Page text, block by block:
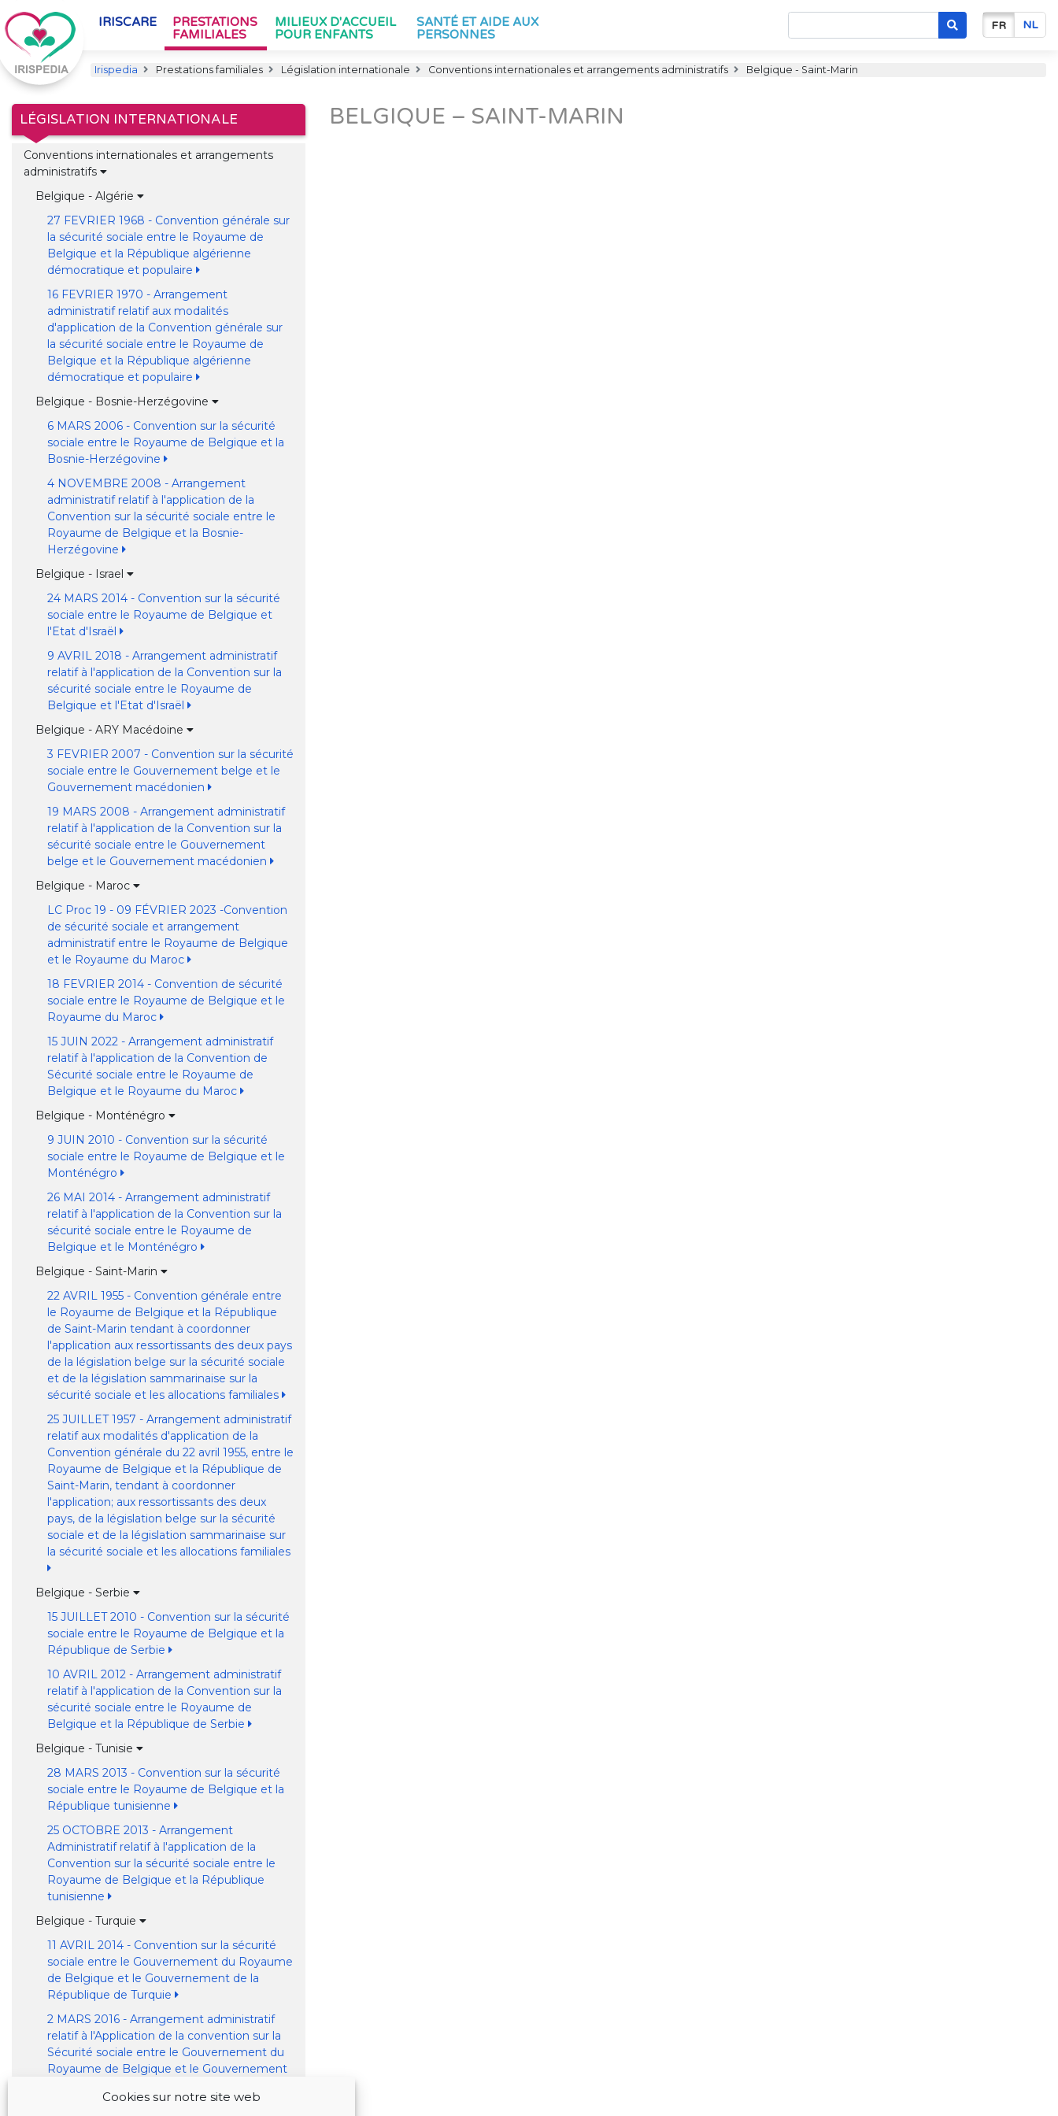
Cookies sur notre site web
IRISCARE
PRESTATIONS
FAMILIALES
MILIEUX D'ACCUEIL
POUR ENFANTS
SANTÉ ET AIDE AUX
PERSONNES
FR NL
Irispedia Prestations familiales Législation internationale Conventions internationales et arrangements administratifs Belgique - Saint-Marin
LÉGISLATION INTERNATIONALE
Conventions internationales et arrangements
administratifs
Belgique - Algérie
27 FEVRIER 1968 - Convention générale sur
la sécurité sociale entre le Royaume de
Belgique et la République algérienne
démocratique et populaire
16 FEVRIER 1970 - Arrangement
administratif relatif aux modalités
d'application de la Convention générale sur
la sécurité sociale entre le Royaume de
Belgique et la République algérienne
démocratique et populaire
Belgique - Bosnie-Herzégovine
6 MARS 2006 - Convention sur la sécurité
sociale entre le Royaume de Belgique et la
Bosnie-Herzégovine
4 NOVEMBRE 2008 - Arrangement
administratif relatif à l'application de la
Convention sur la sécurité sociale entre le
Royaume de Belgique et la Bosnie-
Herzégovine
Belgique - Israel
24 MARS 2014 - Convention sur la sécurité
sociale entre le Royaume de Belgique et
l'Etat d'Israël
9 AVRIL 2018 - Arrangement administratif
relatif à l'application de la Convention sur la
sécurité sociale entre le Royaume de
Belgique et l'Etat d'Israël
Belgique - ARY Macédoine
3 FEVRIER 2007 - Convention sur la sécurité
sociale entre le Gouvernement belge et le
Gouvernement macédonien
19 MARS 2008 - Arrangement administratif
relatif à l'application de la Convention sur la
sécurité sociale entre le Gouvernement
belge et le Gouvernement macédonien
Belgique - Maroc
LC Proc 19 - 09 FÉVRIER 2023 -Convention
de sécurité sociale et arrangement
administratif entre le Royaume de Belgique
et le Royaume du Maroc
18 FEVRIER 2014 - Convention de sécurité
sociale entre le Royaume de Belgique et le
Royaume du Maroc
15 JUIN 2022 - Arrangement administratif
relatif à l'application de la Convention de
Sécurité sociale entre le Royaume de
Belgique et le Royaume du Maroc
Belgique - Monténégro
9 JUIN 2010 - Convention sur la sécurité
sociale entre le Royaume de Belgique et le
Monténégro
26 MAI 2014 - Arrangement administratif
relatif à l'application de la Convention sur la
sécurité sociale entre le Royaume de
Belgique et le Monténégro
Belgique - Saint-Marin
22 AVRIL 1955 - Convention générale entre
le Royaume de Belgique et la République
de Saint-Marin tendant à coordonner
l'application aux ressortissants des deux pays
de la législation belge sur la sécurité sociale
et de la législation sammarinaise sur la
sécurité sociale et les allocations familiales
25 JUILLET 1957 - Arrangement administratif
relatif aux modalités d'application de la
Convention générale du 22 avril 1955, entre le
Royaume de Belgique et la République de
Saint-Marin, tendant à coordonner
l'application; aux ressortissants des deux
pays, de la législation belge sur la sécurité
sociale et de la législation sammarinaise sur
la sécurité sociale et les allocations familiales
Belgique - Serbie
15 JUILLET 2010 - Convention sur la sécurité
sociale entre le Royaume de Belgique et la
République de Serbie
10 AVRIL 2012 - Arrangement administratif
relatif à l'application de la Convention sur la
sécurité sociale entre le Royaume de
Belgique et la République de Serbie
Belgique - Tunisie
28 MARS 2013 - Convention sur la sécurité
sociale entre le Royaume de Belgique et la
République tunisienne
25 OCTOBRE 2013 - Arrangement
Administratif relatif à l'application de la
Convention sur la sécurité sociale entre le
Royaume de Belgique et la République
tunisienne
Belgique - Turquie
11 AVRIL 2014 - Convention sur la sécurité
sociale entre le Gouvernement du Royaume
de Belgique et le Gouvernement de la
République de Turquie
2 MARS 2016 - Arrangement administratif
relatif à l'Application de la convention sur la
Sécurité sociale entre le Gouvernement du
Royaume de Belgique et le Gouvernement
BELGIQUE – SAINT-MARIN